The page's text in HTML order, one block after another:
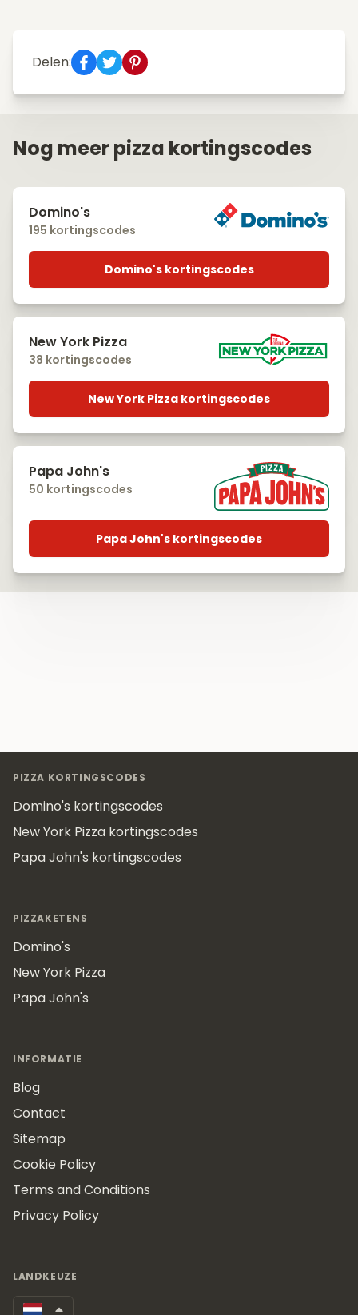
Delen:
Nog meer pizza kortingscodes
Domino's
195 kortingscodes
Domino's kortingscodes
New York Pizza
38 kortingscodes
New York Pizza kortingscodes
Papa John's
50 kortingscodes
Papa John's kortingscodes
PIZZA KORTINGSCODES
Domino's kortingscodes
New York Pizza kortingscodes
Papa John's kortingscodes
PIZZAKETENS
Domino's
New York Pizza
Papa John's
INFORMATIE
Blog
Contact
Sitemap
Cookie Policy
Terms and Conditions
Privacy Policy
LANDKEUZE